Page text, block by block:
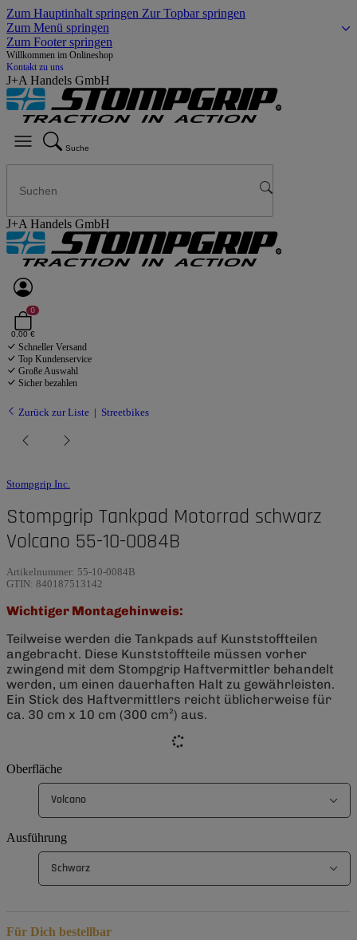
Zum Hauptinhalt springen Zur Topbar springen
Zum Menü springen
Zum Footer springen
Willkommen im Onlineshop
Kontakt zu uns
J+A Handels GmbH
Suche
J+A Handels GmbH
0
0,00 €
Schneller Versand
Top Kundenservice
Große Auswahl
Sicher bezahlen
Zurück zur Liste Streetbikes
Stompgrip Inc.
Stompgrip Tankpad Motorrad schwarz
Volcano 55-10-0084B
Artikelnummer: 55-10-0084B
GTIN: 840187513142
Wichtiger Montagehinweis:
Teilweise werden die Tankpads auf Kunststoffteilen
angebracht. Diese Kunststoffteile müssen vorher
zwingend mit dem Stompgrip Haftvermittler behandelt
werden, um einen dauerhaften Halt zu gewährleisten.
Ein Stick des Haftvermittlers reicht üblicherweise für
ca. 30 cm x 10 cm (300 cm²) aus.
Oberfläche
Volcano
Ausführung
Schwarz
Für Dich bestellbar